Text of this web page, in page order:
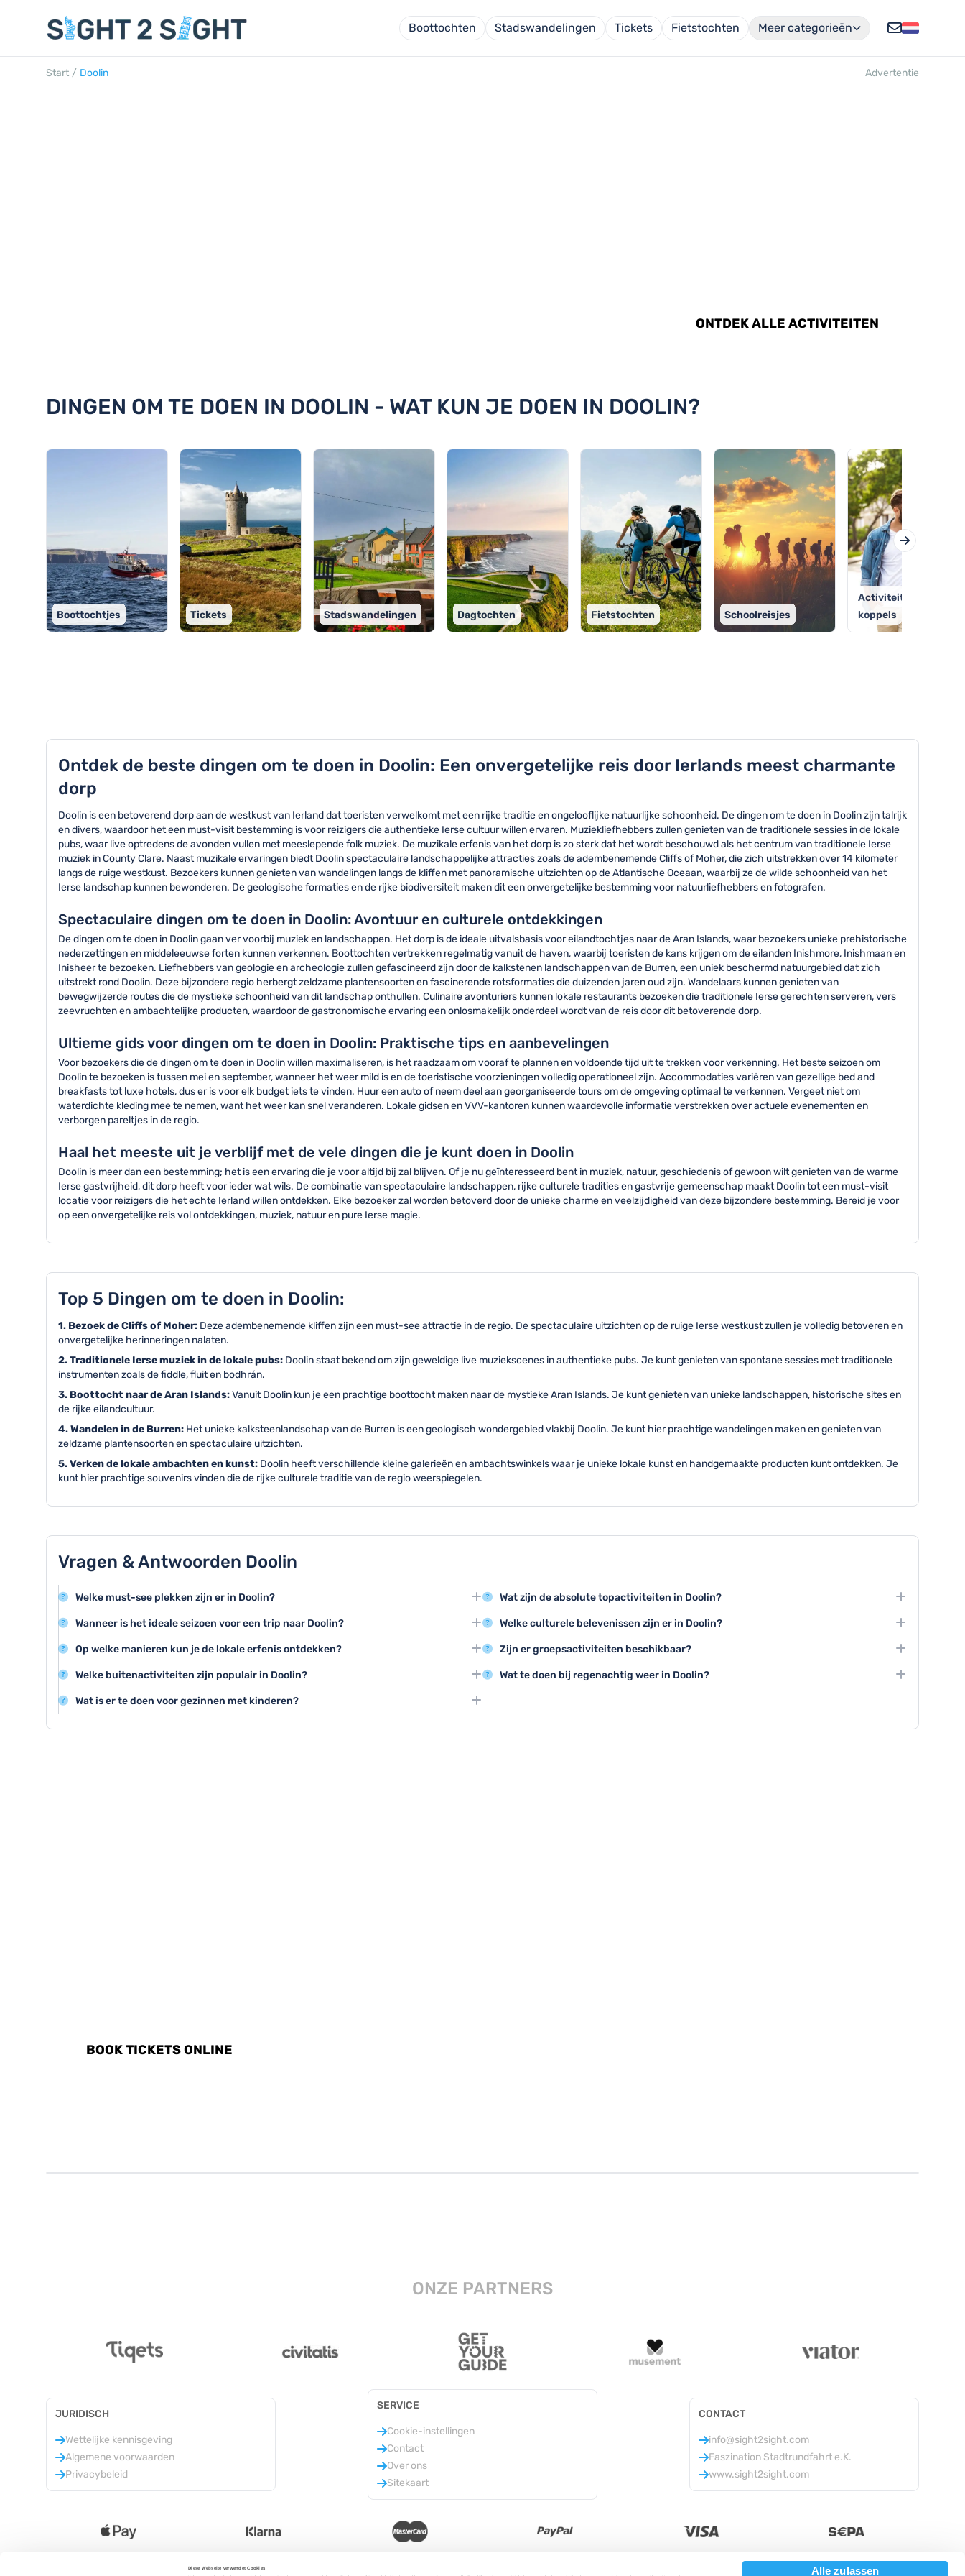
Diese Webseite verwendet Cookies
Alle zulassen
Boottochten Stadswandelingen Tickets Fietstochten Meer categorieën
Start / Doolin Advertentie
ONTDEK ALLE ACTIVITEITEN
DINGEN OM TE DOEN IN DOOLIN - WAT KUN JE DOEN IN DOOLIN?
Boottochtjes Tickets Stadswandelingen Dagtochten Fietstochten Schoolreisjes
Activiteiten voor
koppels
Ontdek de beste dingen om te doen in Doolin: Een onvergetelijke reis door Ierlands meest charmante
dorp
Doolin is een betoverend dorp aan de westkust van Ierland dat toeristen verwelkomt met een rijke traditie en ongelooflijke natuurlijke schoonheid. De dingen om te doen in Doolin zijn talrijk
en divers, waardoor het een must-visit bestemming is voor reizigers die authentieke Ierse cultuur willen ervaren. Muziekliefhebbers zullen genieten van de traditionele sessies in de lokale
pubs, waar live optredens de avonden vullen met meeslepende folk muziek. De muzikale erfenis van het dorp is zo sterk dat het wordt beschouwd als het centrum van traditionele Ierse
muziek in County Clare. Naast muzikale ervaringen biedt Doolin spectaculaire landschappelijke attracties zoals de adembenemende Cliffs of Moher, die zich uitstrekken over 14 kilometer
langs de ruige westkust. Bezoekers kunnen genieten van wandelingen langs de kliffen met panoramische uitzichten op de Atlantische Oceaan, waarbij ze de wilde schoonheid van het
Ierse landschap kunnen bewonderen. De geologische formaties en de rijke biodiversiteit maken dit een onvergetelijke bestemming voor natuurliefhebbers en fotografen.
Spectaculaire dingen om te doen in Doolin: Avontuur en culturele ontdekkingen
De dingen om te doen in Doolin gaan ver voorbij muziek en landschappen. Het dorp is de ideale uitvalsbasis voor eilandtochtjes naar de Aran Islands, waar bezoekers unieke prehistorische
nederzettingen en middeleeuwse forten kunnen verkennen. Boottochten vertrekken regelmatig vanuit de haven, waarbij toeristen de kans krijgen om de eilanden Inishmore, Inishmaan en
Inisheer te bezoeken. Liefhebbers van geologie en archeologie zullen gefascineerd zijn door de kalkstenen landschappen van de Burren, een uniek beschermd natuurgebied dat zich
uitstrekt rond Doolin. Deze bijzondere regio herbergt zeldzame plantensoorten en fascinerende rotsformaties die duizenden jaren oud zijn. Wandelaars kunnen genieten van
bewegwijzerde routes die de mystieke schoonheid van dit landschap onthullen. Culinaire avonturiers kunnen lokale restaurants bezoeken die traditionele Ierse gerechten serveren, vers
zeevruchten en ambachtelijke producten, waardoor de gastronomische ervaring een onlosmakelijk onderdeel wordt van de reis door dit betoverende dorp.
Ultieme gids voor dingen om te doen in Doolin: Praktische tips en aanbevelingen
Voor bezoekers die de dingen om te doen in Doolin willen maximaliseren, is het raadzaam om vooraf te plannen en voldoende tijd uit te trekken voor verkenning. Het beste seizoen om
Doolin te bezoeken is tussen mei en september, wanneer het weer mild is en de toeristische voorzieningen volledig operationeel zijn. Accommodaties variëren van gezellige bed and
breakfasts tot luxe hotels, dus er is voor elk budget iets te vinden. Huur een auto of neem deel aan georganiseerde tours om de omgeving optimaal te verkennen. Vergeet niet om
waterdichte kleding mee te nemen, want het weer kan snel veranderen. Lokale gidsen en VVV-kantoren kunnen waardevolle informatie verstrekken over actuele evenementen en
verborgen pareltjes in de regio.
Haal het meeste uit je verblijf met de vele dingen die je kunt doen in Doolin
Doolin is meer dan een bestemming; het is een ervaring die je voor altijd bij zal blijven. Of je nu geïnteresseerd bent in muziek, natuur, geschiedenis of gewoon wilt genieten van de warme
Ierse gastvrijheid, dit dorp heeft voor ieder wat wils. De combinatie van spectaculaire landschappen, rijke culturele tradities en gastvrije gemeenschap maakt Doolin tot een must-visit
locatie voor reizigers die het echte Ierland willen ontdekken. Elke bezoeker zal worden betoverd door de unieke charme en veelzijdigheid van deze bijzondere bestemming. Bereid je voor
op een onvergetelijke reis vol ontdekkingen, muziek, natuur en pure Ierse magie.
Top 5 Dingen om te doen in Doolin:
1. Bezoek de Cliffs of Moher: Deze adembenemende kliffen zijn een must-see attractie in de regio. De spectaculaire uitzichten op de ruige Ierse westkust zullen je volledig betoveren en
onvergetelijke herinneringen nalaten.
2. Traditionele Ierse muziek in de lokale pubs: Doolin staat bekend om zijn geweldige live muziekscenes in authentieke pubs. Je kunt genieten van spontane sessies met traditionele
instrumenten zoals de fiddle, fluit en bodhrán.
3. Boottocht naar de Aran Islands:Vanuit Doolin kun je een prachtige boottocht maken naar de mystieke Aran Islands. Je kunt genieten van unieke landschappen, historische sites en
de rijke eilandcultuur.
4. Wandelen in de Burren: Het unieke kalksteenlandschap van de Burren is een geologisch wondergebied vlakbij Doolin. Je kunt hier prachtige wandelingen maken en genieten van
zeldzame plantensoorten en spectaculaire uitzichten.
5. Verken de lokale ambachten en kunst: Doolin heeft verschillende kleine galerieën en ambachtswinkels waar je unieke lokale kunst en handgemaakte producten kunt ontdekken. Je
kunt hier prachtige souvenirs vinden die de rijke culturele traditie van de regio weerspiegelen.
Vragen & Antwoorden Doolin
Welke must-see plekken zijn er in Doolin?
Doolin is beroemd om de Cliffs of Moher en de prachtige Burren regio, twee iconische
natuurlijke bezienswaardigheden die absoluut een bezoek waard zijn.
Wanneer is het ideale seizoen voor een trip naar Doolin?
De zomermaanden juni tot augustus zijn perfect voor Doolin, met aangenaam weer en
de beste omstandigheden voor toeristische activiteiten.
Op welke manieren kun je de lokale erfenis ontdekken?
Bezoek lokale musea, luister naar traditionele muziek in authentieke pubben en neem
deel aan historische rondleidingen om de rijke geschiedenis te ervaren.
Welke buitenactiviteiten zijn populair in Doolin?
Wandelen langs de kliffen, kajakken langs de kust en fietstochten door het platteland
zijn geweldige buitenactiviteiten in de regio.
Wat is er te doen voor gezinnen met kinderen?
Wat zijn de absolute topactiviteiten in Doolin?
De Cliffs of Moher, boottochten naar de Aran Islands en traditionele muziekavonden in
lokale pubben behoren tot de beste toeristische ervaringen.
Welke culturele belevenissen zijn er in Doolin?
Traditionele muziekoptredens, ambachtelijke workshops en lokale festivals bieden
unieke culturele ervaringen in Doolin.
Zijn er groepsactiviteiten beschikbaar?
Groepen kunnen genieten van georganiseerde rondleidingen langs de kliffen,
groepswandelingen en gezamenlijke muziekavonden.
Wat te doen bij regenachtig weer in Doolin?
BOOK TICKETS ONLINE
ONZE PARTNERS
JURIDISCH
Wettelijke kennisgeving
Algemene voorwaarden
Privacybeleid
SERVICE
Cookie-instellingen
Contact
Over ons
Sitekaart
CONTACT
info@sight2sight.com
Faszination Stadtrundfahrt e.K.
www.sight2sight.com